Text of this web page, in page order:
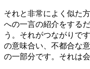
それと非常によく似た
への一言の紹介をする
う。それがつながりで
の意味合い、不都合な
の一部分です。それは